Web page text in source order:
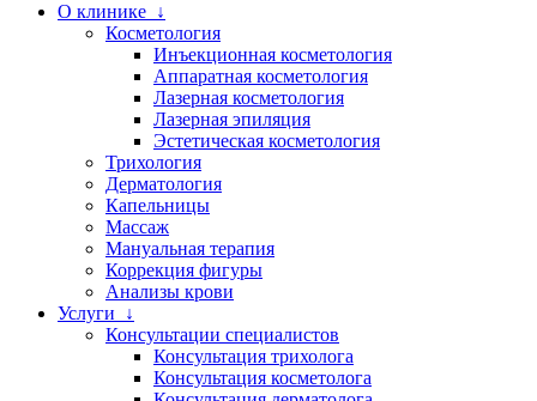
О клинике ↓
Косметология
Инъекционная косметология
Аппаратная косметология
Лазерная косметология
Лазерная эпиляция
Эстетическая косметология
Трихология
Дерматология
Капельницы
Массаж
Мануальная терапия
Коррекция фигуры
Анализы крови
Услуги ↓
Консультации специалистов
Консультация трихолога
Консультация косметолога